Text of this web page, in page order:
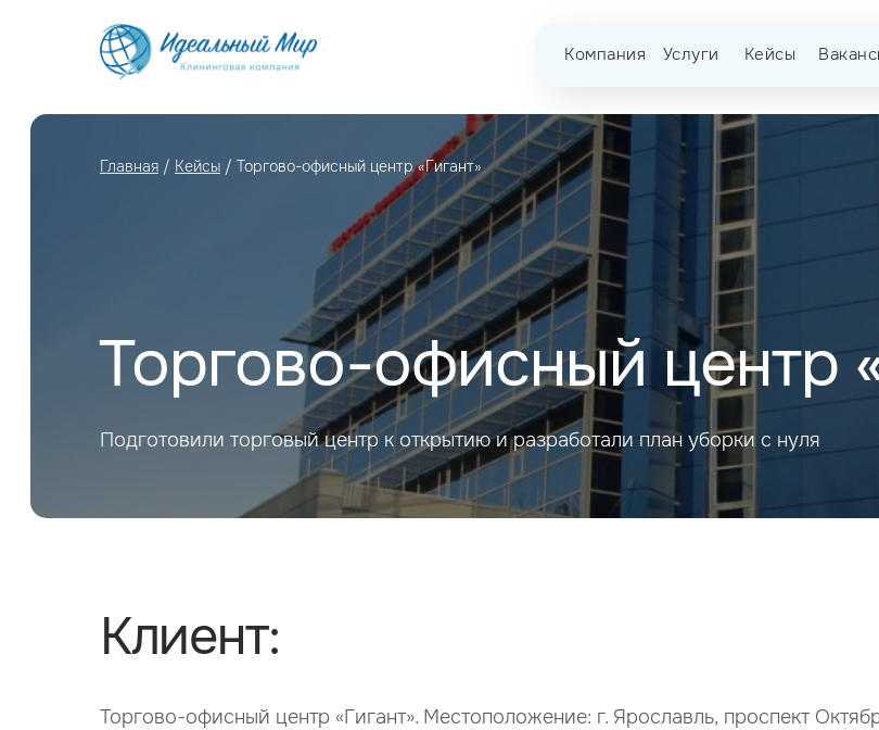
Услуги
Компания Кейсы
Торгово-офисный центр
Глав ная / Кейсы / Торгово-офисный центр «Гигант»
Подготовили торговый центр к открытию и разработали план уборки с нуля
Клиент:
Торгово-офисный центр «Гигант». Местоположение: г. Ярославль, проспект